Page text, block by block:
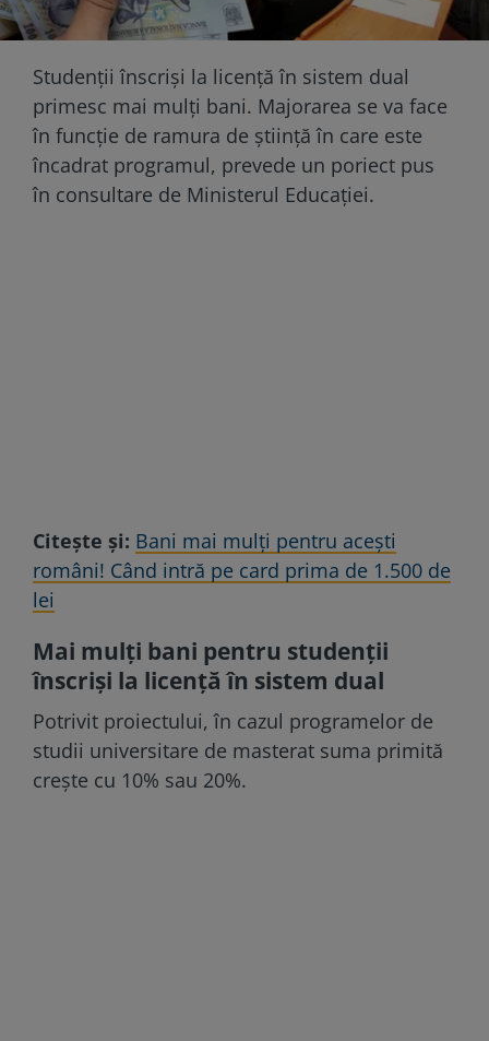
Studenții înscriși la licență în sistem dual
primesc mai mulți bani. Majorarea se va face
în funcție de ramura de știință în care este
încadrat programul, prevede un poriect pus
în consultare de Ministerul Educației.
Citește și: Bani mai mulţi pentru acești
români! Când intră pe card prima de 1.500 de
lei
Mai mulți bani pentru studenții
înscriși la licență în sistem dual
Potrivit proiectului, în cazul programelor de
studii universitare de masterat suma primită
crește cu 10% sau 20%.